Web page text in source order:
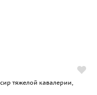
тяжелой кавалерии,